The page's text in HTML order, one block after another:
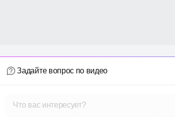
Задайте вопрос по видео
Что вас интересует?